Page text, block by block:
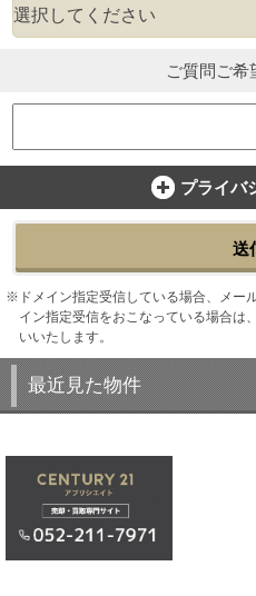
ご質問ご希
プライバ
送
ドメイン指定受信している場合、メー
イン指定受信をおこなっている場合は
いいたします。
最近見た物件